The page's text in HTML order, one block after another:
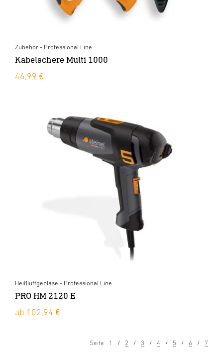
Zubehör - Professional Line
Kabelschere Multi 1000
46,99 €
Heißluftgebläse - Professional Line
PRO HM 2120 E
ab 102,94 €
Seite 1 2 3 4 5 6 7